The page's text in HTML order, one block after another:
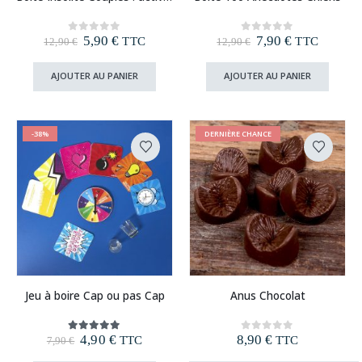
0out of 5
12,90€ Le
initial
était :
12,90 €.
5,90€Le
actuel
est :
5,90 €.
TTC
AJOUTER AU PANIER
0out of 5
12,90€ Le
initial
était :
12,90 €.
7,90€Le
actuel
est :
7,90 €.
TTC
AJOUTER AU PANIER
-38%
Jeu à boire Cap ou pas Cap
5.00out of 5
7,90€ Le
4,90 €Le
TTC
DERNIÈRE CHANCE
Anus Chocolat
0out of 5
8,90 € TTC